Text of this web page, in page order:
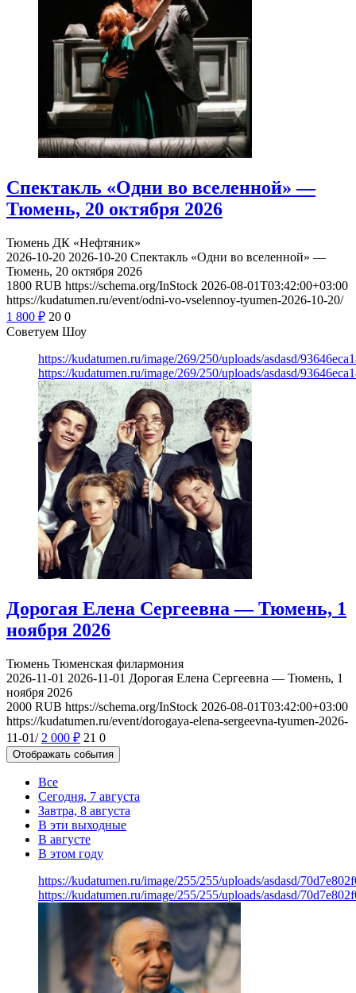
Спектакль «Одни во вселенной» —
Тюмень, 20 октября 2026
Тюмень ДК «Нефтяник»
2026-10-20 2026-10-20 Спектакль «Одни во вселенной» —
Тюмень, 20 октября 2026
1800 RUB https://schema.org/InStock 2026-08-01T03:42:00+03:00
https://kudatumen.ru/event/odni-vo-vselennoy-tyumen-2026-10-20/
1 800 ₽ 20 0
Советуем Шоу
https://kudatumen.ru/image/269/250/uploads/asdasd/
https://kudatumen.ru/image/269/250/uploads/asdasd/
Дорогая Елена Сергеевна — Тюмень, 1
ноября 2026
Тюмень Тюменская филармония
2026-11-01 2026-11-01 Дорогая Елена Сергеевна — Тюмень, 1
ноября 2026
2000 RUB https://schema.org/InStock 2026-08-01T03:42:00+03:00
https://kudatumen.ru/event/dorogaya-elena-sergeevna-tyumen-2026-
11-01/ 2 000 ₽ 21 0
Отображать события
Все
Сегодня, 7 августа
Завтра, 8 августа
В эти выходные
В августе
В этом году
https://kudatumen.ru/image/255/255/uploads/asdasd/
https://kudatumen.ru/image/255/255/uploads/asdasd/